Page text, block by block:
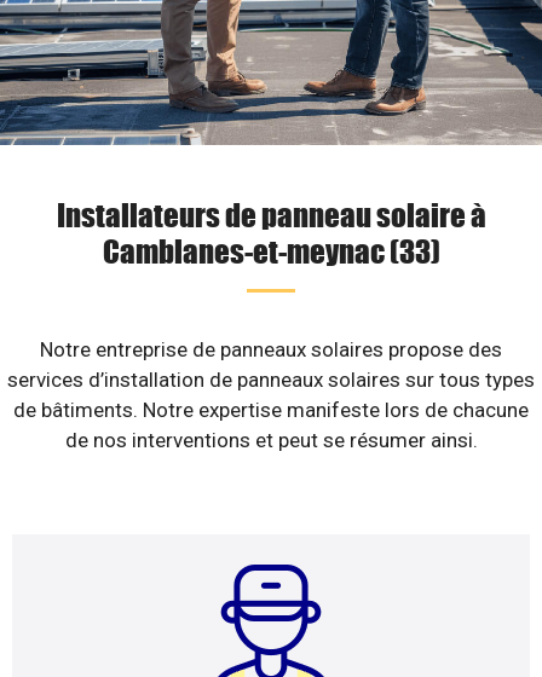
Installateurs de panneau solaire à
Camblanes-et-meynac (33)
Notre entreprise de panneaux solaires propose des
services d’installation de panneaux solaires sur tous types
de bâtiments. Notre expertise manifeste lors de chacune
de nos interventions et peut se résumer ainsi.